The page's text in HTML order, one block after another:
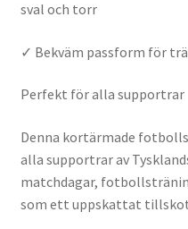
sval och torr
✓ Bekväm passform för
Perfekt för alla supportrar
Denna kortärmade
alla supportrar av
matchdagar,
som ett uppskattat